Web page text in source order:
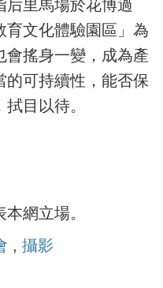
后里馬場於花博過
育文化體驗園區」為
會搖身一變，成為產
的可持續性，能否保
目以待。
網立場。
, 攝影